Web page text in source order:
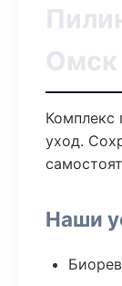
Омск
Комплекс
уход.
Наши